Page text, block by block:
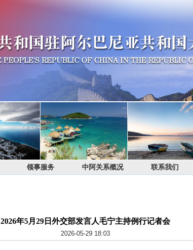
领事服务 中阿关系概况 联系我们
2026年5月29日外交部发言人毛宁主持例行记者会
2026-05-29 18:03